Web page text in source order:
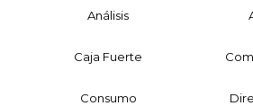
Análisis
Caja Fuerte
Consumo